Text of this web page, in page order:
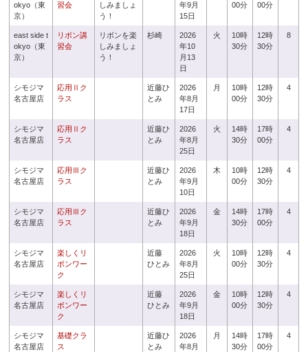
okyo（東
京）
習会
しみましょ
う！
年9月
15日
00分
00分
east side t
okyo（東
京）
リボン講
習会
リボンを楽
しみましょ
う！
杉崎
2026
年10
月13
日
火
10時
30分
12時
30分
8
シモジマ
名古屋店
応用Ⅱク
ラス
近藤ひ
とみ
2026
年8月
17日
月
10時
00分
12時
30分
4
シモジマ
名古屋店
応用Ⅱク
ラス
近藤ひ
とみ
2026
年8月
25日
火
14時
30分
17時
00分
4
シモジマ
名古屋店
応用Ⅲク
ラス
近藤ひ
とみ
2026
年9月
10日
木
10時
00分
12時
30分
4
シモジマ
名古屋店
応用Ⅲク
ラス
近藤ひ
とみ
2026
年9月
18日
金
14時
30分
17時
00分
4
シモジマ
名古屋店
楽しくリ
ボンワー
ク
近藤
ひとみ
2026
年8月
25日
火
10時
00分
12時
30分
4
シモジマ
名古屋店
楽しくリ
ボンワー
ク
近藤
ひとみ
2026
年9月
18日
金
10時
00分
12時
30分
4
シモジマ
名古屋店
基礎クラ
ス
近藤ひ
とみ
2026
年8月
月
14時
30分
17時
00分
4